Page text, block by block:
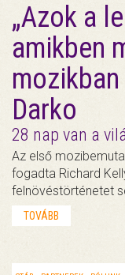
„Azok a
amikben
Darko
28 nap van a
Az első
fogadta Richard
felnövéstörténetet
TOVÁBB